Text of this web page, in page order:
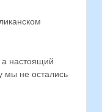
а настоящий
мы не остались